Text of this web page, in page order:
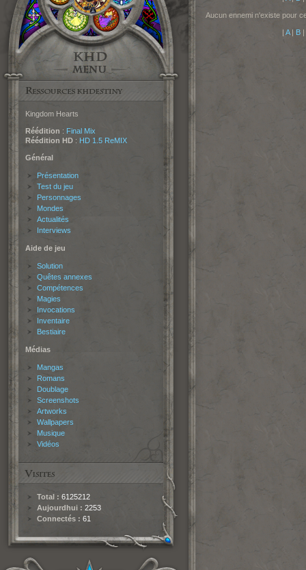
Kingdom Hearts
Réédition : Final Mix
Réédition HD : HD 1.5 ReMIX
Général
Présentation
Test du jeu
Personnages
Mondes
Actualités
Interviews
Aide de jeu
Solution
Quêtes annexes
Compétences
Magies
Invocations
Inventaire
Bestiaire
Médias
Mangas
Romans
Doublage
Screenshots
Artworks
Wallpapers
Musique
Vidéos
Total : 6125212
Aujourdhui : 2253
Connectés : 61
Aucun ennemi n'existe pour
|A| B